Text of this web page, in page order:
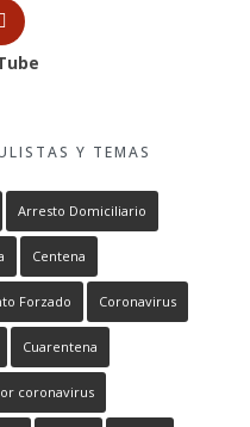
Y TEMAS
Arresto Domiciliario
Centena
Forzado Coronavirus
Cuarentena
coronavirus